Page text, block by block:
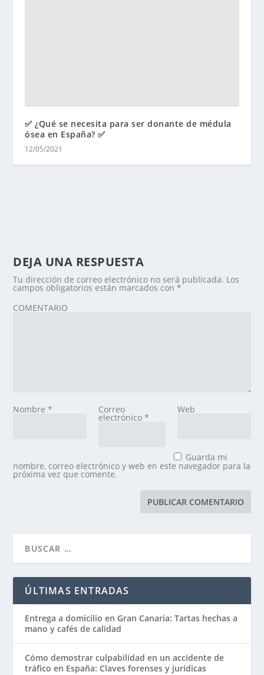
✅ ¿Qué se necesita para ser donante de médula
ósea en España? ✅
12/05/2021
DEJA UNA RESPUESTA
Tu dirección de correo electrónico no será publicada. Los
campos obligatorios están marcados con*
COMENTARIO
Nombre* Correo
electrónico *
Web
Guarda mi
nombre, correo electrónico y web en este navegador para la
próxima vez que comente.
ÚLTIMAS ENTRADAS
Entrega a domicilio en Gran Canaria: Tartas hechas a
mano y cafés de calidad
Cómo demostrar culpabilidad en un accidente de
tráfico en España: Claves forenses y jurídicas